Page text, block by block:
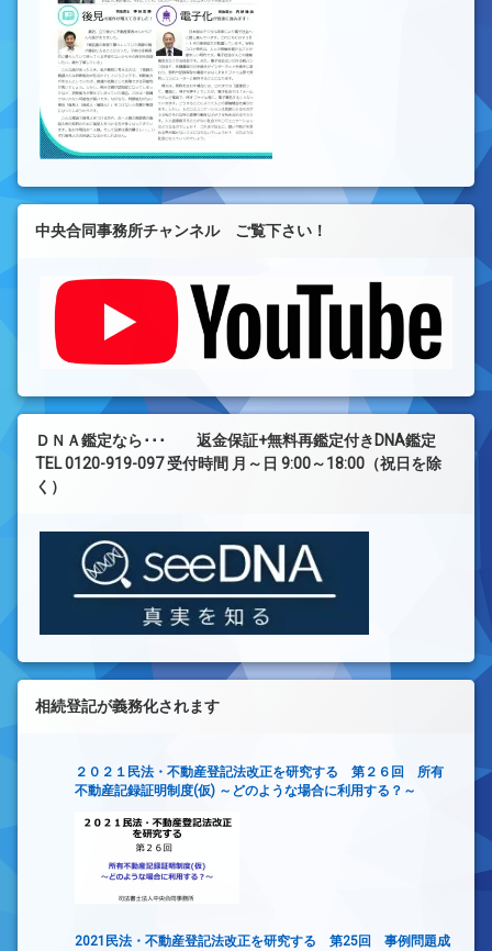
中央合同事務所チャンネル ご覧下さい！
ＤＮＡ鑑定なら･･･ 返金保証+無料再鑑定付きDNA鑑定
TEL 0120-919-097 受付時間 月～日 9:00～18:00（祝日を除
く）
相続登記が義務化されます
２０２１民法・不動産登記法改正を研究する 第２６回 所有
不動産記録証明制度(仮) ～どのような場合に利用する？～
2021民法・不動産登記法改正を研究する 第25回 事例問題成